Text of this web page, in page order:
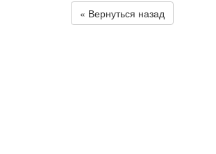
« Вернуться назад